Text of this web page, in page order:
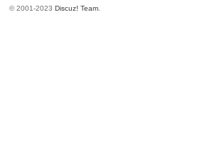
© 2001-2023Discuz! Team